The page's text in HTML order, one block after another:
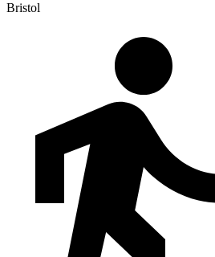
Bristol